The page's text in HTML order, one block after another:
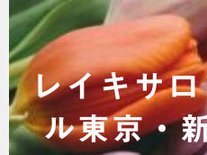
コ
ン
テ
ン
ツ
へ
ス
レイキサ
ル東京・